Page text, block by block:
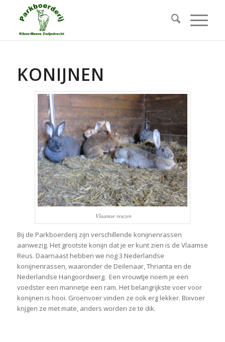
KONIJNEN
Vlaamse reuzen
Bij de Parkboerderij zijn verschillende konijnenrassen
aanwezig. Het grootste konijn dat je er kunt zien is de Vlaamse
Reus. Daarnaast hebben we nog 3 Nederlandse
konijnenrassen, waaronder de Deilenaar, Thrianta en de
Nederlandse Hangoordwerg. Een vrouwtje noem je een
voedster een mannetje een ram. Het belangrijkste voer voor
konijnen is hooi. Groenvoer vinden ze ook erg lekker. Bixvoer
krijgen ze met mate, anders worden ze te dik.